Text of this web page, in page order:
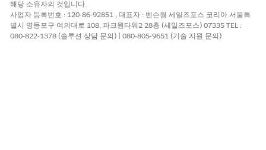
물리적 자산이 인증을 시도하기 전에 Salesforce에서
로 올바르게 등록되어 있는지 확인합니다.
해당 소유자의 것입니다.
사업자 등록번호 : 120-86-92851 , 대표자 : 벤슨웡 세일즈포스 코리아 서울특
별시 영등포구 여의대로 108, 파크원타워2 28층 (세일즈포스) 07335 TEL :
080-822-1378 (솔루션 상담 문의) | 080-805-9651 (기술 지원 문의)